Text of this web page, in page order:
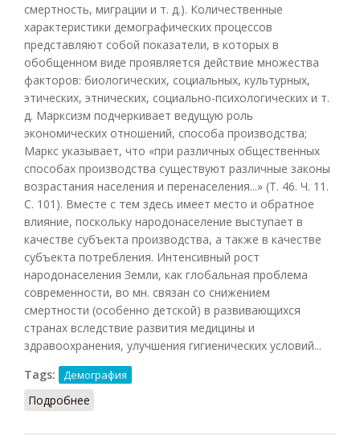
смертность, миграции и т. д.). Количественные
характеристики демографических процессов
представляют собой показатели, в которых в
обобщенном виде проявляется действие множества
факторов: биологических, социальных, культурных,
этических, этнических, социально-психологических и т.
д. Марксизм подчеркивает ведущую роль
экономических отношений, способа производства;
Маркс указывает, что «при различных общественных
способах производства существуют различные законы
возрастания населения и перенаселения...» (Т. 46. Ч. 11.
С. 101). Вместе с тем здесь имеет место и обратное
влияние, поскольку народонаселение выступает в
качестве субъекта производства, а также в качестве
субъекта потребления. Интенсивный рост
народонаселения Земли, как глобальная проблема
современности, во мн. связан со снижением
смертности (особенно детской) в развивающихся
странах вследствие развития медицины и
здравоохранения, улучшения гигиенических условий...
Tags:
Демография
Подробнее